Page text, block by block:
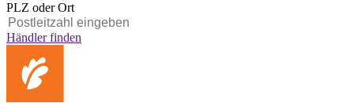
PLZ oder Ort
Händler finden